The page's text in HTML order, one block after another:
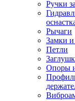
Ручки
Рычаги
Замки и
Петли
Опоры